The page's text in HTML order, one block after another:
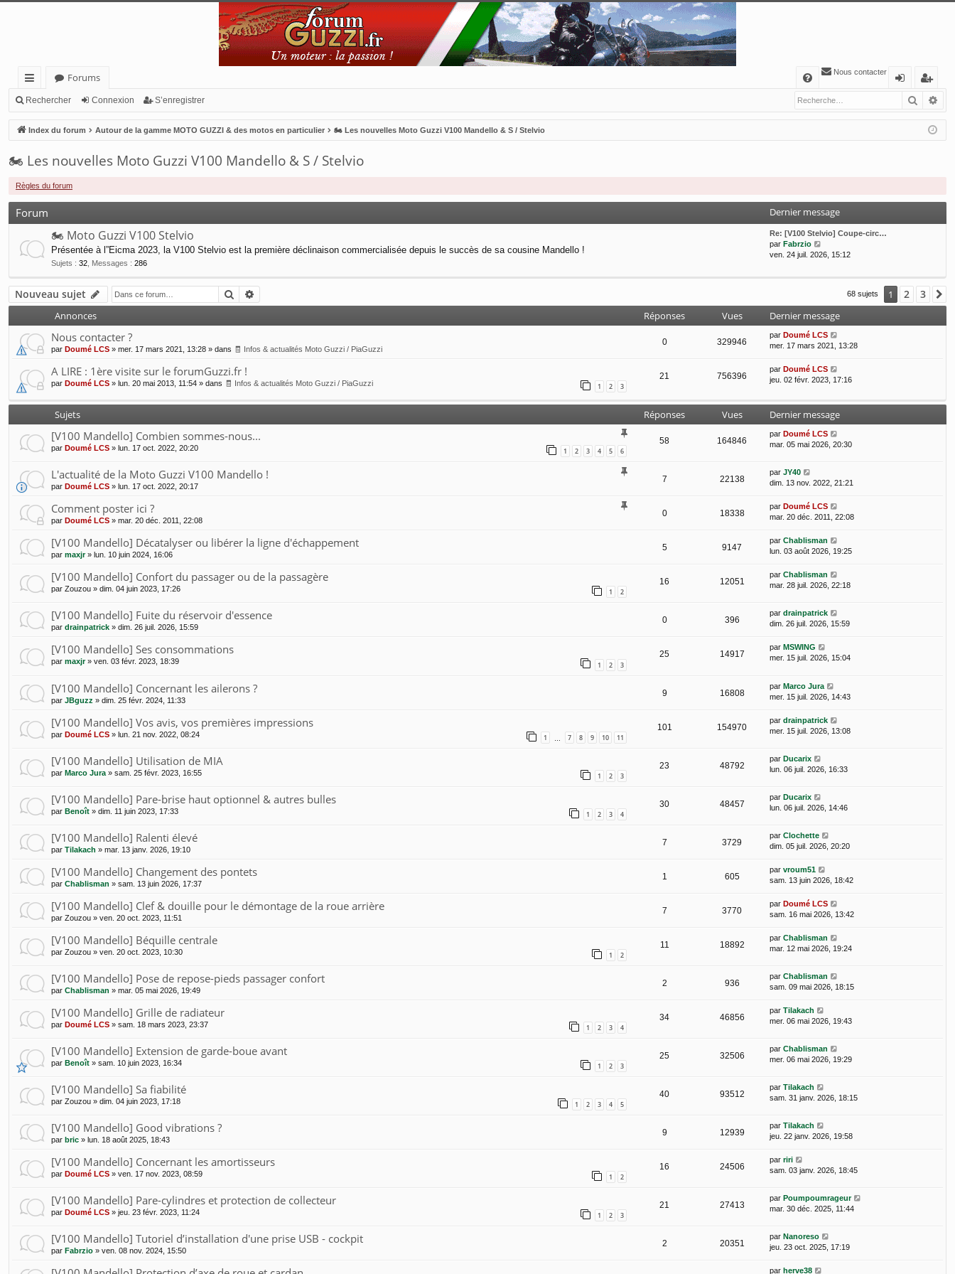
cc
ès
ra
pi
de
Forums
FA
Q
Nous contacter
n
ne
’e
nr
eg
Rechercher Connexion S’enregistrer
Index du forum Autour de la gamme MOTO GUZZI & des motos en particulier 🏍 Les nouvelles Moto Guzzi V100 Mandello & S / Stelvio
🏍 Les nouvelles Moto Guzzi V100 Mandello & S / Stelvio
Règles du forum
Forum Dernier message
🏍 Moto Guzzi V100 Stelvio
Présentée à l”Eicma 2023, la V100 Stelvio est la première déclinaison commercialisée depuis le succès de sa cousine Mandello !
Sujets : 32 Messages : 286
Re: [V100 Stelvio] Coupe-circ…
par Fabrzio
o
d
e
r
n
i
r
m
s
s
a
g
e
ven. 24 juil. 2026, 15:12
Nouveau sujet Rechercher 68 sujets 1 2 3
Annonces Réponses Vues Dernier message
Nous contacter ?
par Doumé LCS » mer. 17 mars 2021, 13:28 » dans 🧾 Infos & actualités Moto Guzzi / PiaGuzzi
0 329946
par Doumé LCS
mer. 17 mars 2021, 13:28
A LIRE : 1ère visite sur le forumGuzzi.fr !
par Doumé LCS » lun. 20 mai 2013, 11:54 » dans 🧾 Infos & actualités Moto Guzzi / PiaGuzzi 1 2 3
21 756396
par Doumé LCS
jeu. 02 févr. 2023, 17:16
Sujets Réponses Vues Dernier message
[V100 Mandello] Combien sommes-nous...
par Doumé LCS » lun. 17 oct. 2022, 20:20 1 2 3 4 5 6
58 164846
par Doumé LCS
mar. 05 mai 2026, 20:30
L'actualité de la Moto Guzzi V100 Mandello !
par Doumé LCS » lun. 17 oct. 2022, 20:17
7 22138
par JY40
dim. 13 nov. 2022, 21:21
Comment poster ici ?
par Doumé LCS » mar. 20 déc. 2011, 22:08
0 18338
par Doumé LCS
mar. 20 déc. 2011, 22:08
[V100 Mandello] Décatalyser ou libérer la ligne d'échappement
par maxjr» lun. 10 juin 2024, 16:06
5 9147
par Chablisman
lun. 03 août 2026, 19:25
[V100 Mandello] Confort du passager ou de la passagère
par Zouzou » dim. 04 juin 2023, 17:26 1 2
16 12051
par Chablisman
mar. 28 juil. 2026, 22:18
[V100 Mandello] Fuite du réservoir d'essence
par drainpatrick » dim. 26 juil. 2026, 15:59
0 396
par drainpatrick
dim. 26 juil. 2026, 15:59
[V100 Mandello] Ses consommations
par maxjr» ven. 03 févr. 2023, 18:39 1 2 3
25 14917
par MSWING
mer. 15 juil. 2026, 15:04
[V100 Mandello] Concernant les ailerons ?
par JBguzz » dim. 25 févr. 2024, 11:33
9 16808
par Marco Jura
mer. 15 juil. 2026, 14:43
[V100 Mandello] Vos avis, vos premières impressions
par Doumé LCS » lun. 21 nov. 2022, 08:24 1 7 8 9 10 11
101 154970
par drainpatrick
mer. 15 juil. 2026, 13:08
[V100 Mandello] Utilisation de MIA
par Marco Jura » sam. 25 févr. 2023, 16:55 1 2 3
23 48792
par Ducarix
lun. 06 juil. 2026, 16:33
[V100 Mandello] Pare-brise haut optionnel & autres bulles
par Benoît » dim. 11 juin 2023, 17:33 1 2 3 4
30 48457
par Ducarix
lun. 06 juil. 2026, 14:46
[V100 Mandello] Ralenti élevé
par Tilakach » mar. 13 janv. 2026, 19:10
7 3729
par Clochette
dim. 05 juil. 2026, 20:20
[V100 Mandello] Changement des pontets
par Chablisman » sam. 13 juin 2026, 17:37
1 605
par vroum51
sam. 13 juin 2026, 18:42
[V100 Mandello] Clef & douille pour le démontage de la roue arrière
par Zouzou » ven. 20 oct. 2023, 11:51
7 3770
par Doumé LCS
sam. 16 mai 2026, 13:42
[V100 Mandello] Béquille centrale
par Zouzou » ven. 20 oct. 2023, 10:30 1 2
11 18892
par Chablisman
mar. 12 mai 2026, 19:24
[V100 Mandello] Pose de repose-pieds passager confort
par Chablisman » mar. 05 mai 2026, 19:49
2 936
par Chablisman
sam. 09 mai 2026, 18:15
[V100 Mandello] Grille de radiateur
par Doumé LCS » sam. 18 mars 2023, 23:37 1 2 3 4
34 46856
par Tilakach
mer. 06 mai 2026, 19:43
[V100 Mandello] Extension de garde-boue avant
par Benoît » sam. 10 juin 2023, 16:34 1 2 3
25 32506
par Chablisman
mer. 06 mai 2026, 19:29
[V100 Mandello] Sa fiabilité
par Zouzou » dim. 04 juin 2023, 17:18 1 2 3 4 5
40 93512
par Tilakach
sam. 31 janv. 2026, 18:15
[V100 Mandello] Good vibrations ?
par bric » lun. 18 août 2025, 18:43
9 12939
par Tilakach
jeu. 22 janv. 2026, 19:58
[V100 Mandello] Concernant les amortisseurs
par Doumé LCS » ven. 17 nov. 2023, 08:59 1 2
16 24506
par riri
sam. 03 janv. 2026, 18:45
[V100 Mandello] Pare-cylindres et protection de collecteur
par Doumé LCS » jeu. 23 févr. 2023, 11:24 1 2 3
21 27413
par Poumpoumrageur
mar. 30 déc. 2025, 11:44
[V100 Mandello] Tutoriel d’installation d'une prise USB - cockpit
par Fabrzio » ven. 08 nov. 2024, 15:50
2 20351
par Nanoreso
jeu. 23 oct. 2025, 17:19
par herve38